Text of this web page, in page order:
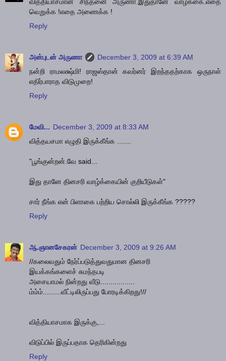
வெறுக்க !எதை அணைக்க !
Reply
அன்புடன் அருணா
December 3, 2009 at 6:39 AM
நன்றி ராமலக்ஷ்மி! ராஜஸ்தான் கவர்னர் இறந்ததற்காக ஒருநாள்
எதிர்பாராத விடுமுறை!
Reply
மேவி... December 3, 2009 at 8:33 AM
வித்தயசமா எழுதி இருக்கீங்க .......
"பூங்குன்றன்.வே said...
இது தானே தினசரி வாழ்க்கையின் குறியீடுகள்"
சார் நீங்க என் பிளாகை பற்றிய சொல்லி இருக்கீங்க ?????
Reply
ஆ.ஞானசேகரன் December 3, 2009 at 9:26 AM
//கலைவதும் நேர்ப்படுத்துவதுமான தினசரி
இயக்கங்களைச் சுமந்தபடி
அசையாமல் நின்றது வீடு.................
ம்ம்ம்.........வீட்டிலிருப்பது போரடிக்கிறது!//
வித்தியாசமாக இருக்கு,...
விடுப்பில் இருப்பதாக தெரிகின்றது
Reply